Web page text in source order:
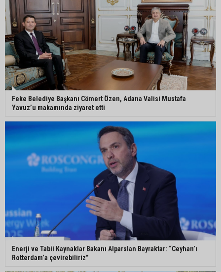
Kozan’da üreticilere yangın ve anız uyarısı
Ceyhan’da yağlık ayçiçeği hasadı başladı
Feke Belediye Başkanı Cömert Özen, Adana Valisi Mustafa
Yavuz’u makamında ziyaret etti
Enerji ve Tabii Kaynaklar Bakanı Alparslan Bayraktar: “Ceyhan’ı
Rotterdam’a çevirebiliriz”